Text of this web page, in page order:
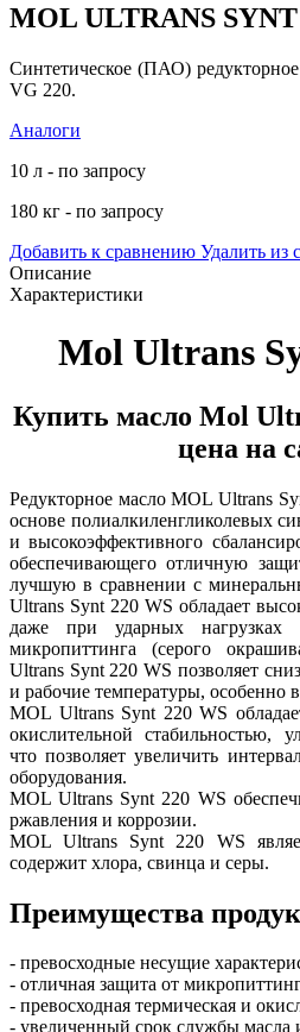
MOL ULTRANS SYNT
Синтетическое (ПАО)
VG 220.
Аналоги
10 л - по запросу
180 кг - по запросу
Добавить к сравнению Удалить из
Описание
Характеристики
Mol Ultrans
Купить масло Mol
цена на
Редукторное масло MOL Ultrans
основе полиалкиленгликолевых
и высокоэффективного
обеспечивающего отличную
лучшую в сравнении с
Ultrans Synt 220 WS обладает
даже при ударных
микропиттинга (серого
Ultrans Synt 220 WS позволяет
и рабочие температуры, особенно
MOL Ultrans Synt 220 WS
окислительной стабильностью,
что позволяет увеличить
оборудования.
MOL Ultrans Synt 220 WS
ржавления и коррозии.
MOL Ultrans Synt 220 WS
содержит хлора, свинца и серы.
Преимущества
- превосходные несущие
- отличная защита от
- превосходная термическая и
- увеличенный срок службы масла